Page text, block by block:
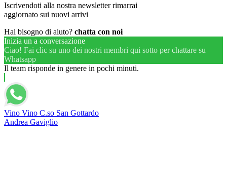
Iscrivendoti alla nostra newsletter rimarrai
aggiornato sui nuovi arrivi
Hai bisogno di aiuto? chatta con noi
Inizia un a conversazione
Ciao! Fai clic su uno dei nostri membri qui sotto per chattare su
Whatsapp
Il team risponde in genere in pochi minuti.
Vino Vino C.so San Gottardo
Andrea Gaviglio